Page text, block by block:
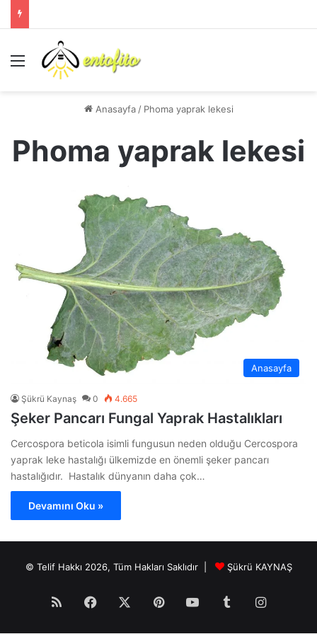
Menü
Anasayfa / Phoma yaprak lekesi
Phoma yaprak lekesi
Anasayfa
Şükrü Kaynaş 0 4.665
Şeker Pancarı Fungal Yaprak Hastalıkları
Cercospora beticola isimli fungusun neden olduğu Cercospora
yaprak leke hastalığı ülkemizde en önemli şeker pancarı
hastalığıdır. Hastalık dünyanın daha çok…
Devamını Oku »
© Telif Hakkı 2026, Tüm Hakları Saklıdır | Şükrü KAYNAŞ
RSS Facebook PinterestYouTubeTumblr